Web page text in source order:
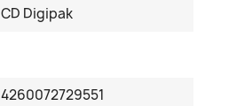
CD Digipak
4260072729551